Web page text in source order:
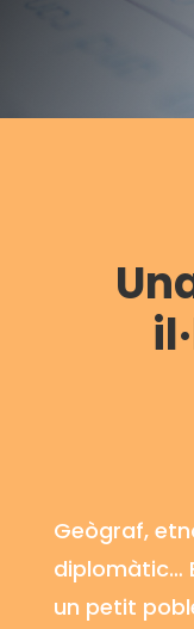
Geògraf,
diplomàtic…
un petit